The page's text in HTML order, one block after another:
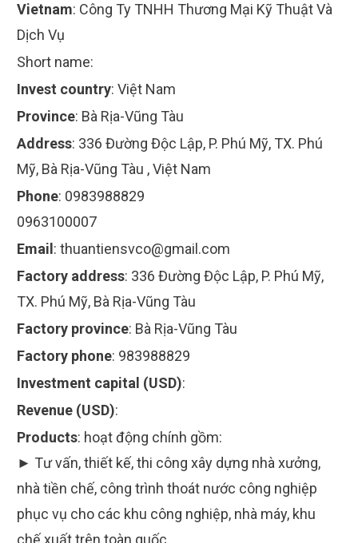
Vietnam: Công Ty TNHH Thương Mại Kỹ Thuật Và
Dịch Vụ
Short name:
Invest country: Việt Nam
Province: Bà Rịa-Vũng Tàu
Address: 336 Đường Độc Lập, P. Phú Mỹ, TX. Phú
Mỹ, Bà Rịa-Vũng Tàu , Việt Nam
Phone: 0983988829
0963100007
Email : thuantiensvco@gmail.com
Factory address: 336 Đường Độc Lập, P. Phú Mỹ,
TX. Phú Mỹ, Bà Rịa-Vũng Tàu
Factory province: Bà Rịa-Vũng Tàu
Factory phone: 983988829
Investment capital (USD):
Revenue (USD):
Products: hoạt động chính gồm:
► Tư vấn, thiết kế, thi công xây dựng nhà xưởng,
nhà tiền chế, công trình thoát nước công nghiệp
phục vụ cho các khu công nghiệp, nhà máy, khu